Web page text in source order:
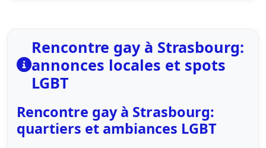
Rencontre gay à Strasbourg:
annonces locales et spots
LGBT
Rencontre gay à Strasbourg:
quartiers et ambiances LGBT